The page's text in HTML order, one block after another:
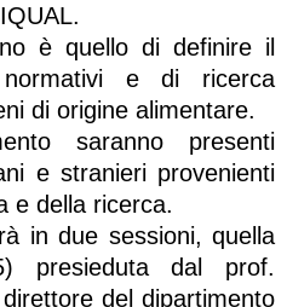
è quello di definire il
e di ricerca
di origine alimentare.
saranno presenti
e stranieri provenienti
e della ricerca.
in due sessioni, quella
presieduta dal prof.
del dipartimento